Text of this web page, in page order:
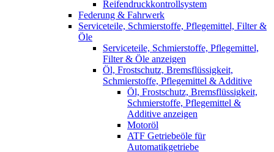
Reifendruckkontrollsystem
Federung & Fahrwerk
Serviceteile, Schmierstoffe, Pflegemittel, Filter &
Öle
Serviceteile, Schmierstoffe, Pflegemittel,
Filter & Öle anzeigen
Öl, Frostschutz, Bremsflüssigkeit,
Schmierstoffe, Pflegemittel & Additive
Öl, Frostschutz, Bremsflüssigkeit,
Schmierstoffe, Pflegemittel &
Additive anzeigen
Motoröl
ATF Getriebeöle für
Automatikgetriebe